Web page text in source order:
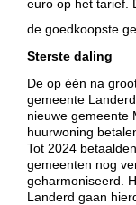
euro op het tarief.
de goedkoopste
Sterste daling
De op één na
gemeente
nieuwe gemeente
huurwoning
Tot 2024
gemeenten nog
geharmoniseerd.
Landerd gaan